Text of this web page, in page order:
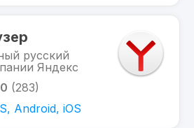
русский
Яндекс
(283)
Android, iOS